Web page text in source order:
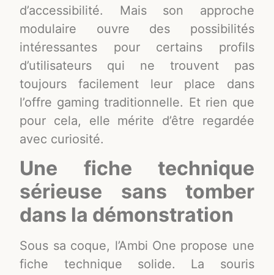
d’accessibilité. Mais son approche
modulaire ouvre des possibilités
intéressantes pour certains profils
d’utilisateurs qui ne trouvent pas
toujours facilement leur place dans
l’offre gaming traditionnelle. Et rien que
pour cela, elle mérite d’être regardée
avec curiosité.
Une fiche technique
sérieuse sans tomber
dans la démonstration
Sous sa coque, l’Ambi One propose une
fiche technique solide. La souris